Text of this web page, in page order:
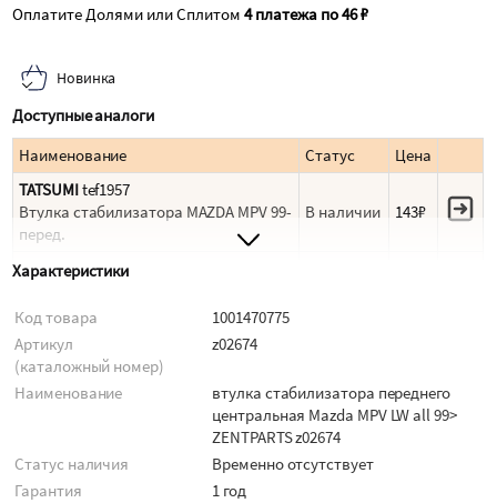
Оплатите Долями или Сплитом4 платежа по 46 ₽
Новинка
Доступные аналоги
Наименование
Статус
Цена
TATSUMItef1957
Втулка стабилизатора MAZDA MPV 99-
перед.
В наличии 143₽
ZENTPARTSz02674
центральная! Mazda MPV LW all 99>
FIXARfg1182
Втулка стабилизатора MAZDA MPV 99-
06 пер.подв.18мм
Втулка стабилизатора MAZDA MPV
передн. (мин. 2 шт.)
В наличии
Характеристики
Код товара
1001470775
Артикул
(каталожный номер)
z02674
Наименование
втулка стабилизатора переднего
центральная Mazda MPV LW all 99>
ZENTPARTS z02674
Статус наличия
Временно отсутствует
Гарантия
1 год